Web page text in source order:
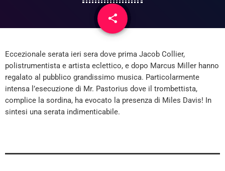
share
email
Eccezionale serata ieri sera dove prima Jacob Collier,
polistrumentista e artista eclettico, e dopo Marcus Miller hanno
regalato al pubblico grandissimo musica. Particolarmente
intensa l’esecuzione di Mr. Pastorius dove il trombettista,
complice la sordina, ha evocato la presenza di Miles Davis! In
sintesi una serata indimenticabile.